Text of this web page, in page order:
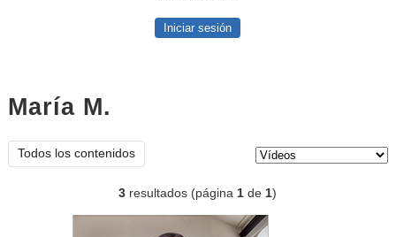
Iniciar sesión
María M.
Todos los contenidos
3 resultados (página1 de1)